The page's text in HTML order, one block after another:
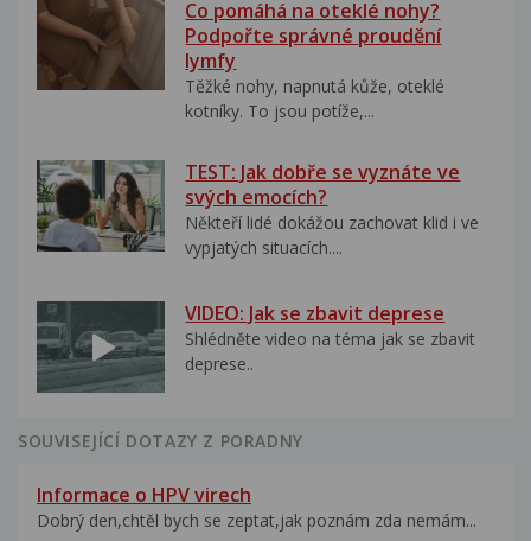
Co pomáhá na oteklé nohy?
Podpořte správné proudění
lymfy
Těžké nohy, napnutá kůže, oteklé
kotníky. To jsou potíže,...
TEST: Jak dobře se vyznáte ve
svých emocích?
Někteří lidé dokážou zachovat klid i ve
vypjatých situacích....
VIDEO: Jak se zbavit deprese
Shlédněte video na téma jak se zbavit
deprese..
SOUVISEJÍCÍ DOTAZY Z PORADNY
Informace o HPV virech
Dobrý den,chtěl bych se zeptat,jak poznám zda nemám...